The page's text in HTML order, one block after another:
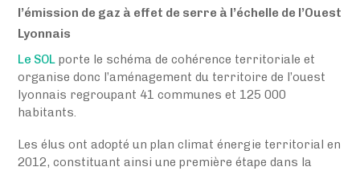
l’émission de gaz à effet de serre à l’échelle de l’Ouest
Lyonnais
Le SOL porte le schéma de cohérence territoriale et
organise donc l’aménagement du territoire de l’ouest
lyonnais regroupant 41 communes et 125 000
habitants.
Les élus ont adopté un plan climat énergie territorial en
2012, constituant ainsi une première étape dans la